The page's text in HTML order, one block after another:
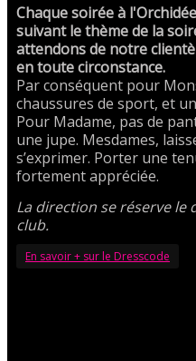
Chaque soirée à
suivant le thème de la
attendons de notre
en toute circonstance.
Par conséquent pour
chaussures de sport, et
Pour Madame, pas de
une jupe. Mesdames,
s’exprimer. Porter une
fortement appréciée.
La direction se réserve le
club.
En savoir + sur le Dresscode